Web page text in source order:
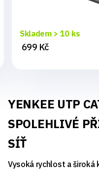
Skladem > 10 ks
699 Kč
YENKEE UTP
SPOLEHLIVÉ
SÍŤ
Vysoká rychlost a